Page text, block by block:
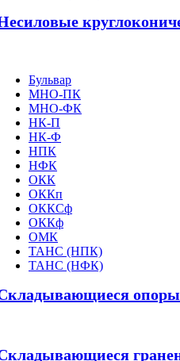
Бульвар
МНО-ПК
МНО-ФК
НК-П
НК-Ф
НПК
НФК
ОКК
ОККп
ОККСф
ОККф
ОМК
ТАНС (НПК)
ТАНС (НФК)